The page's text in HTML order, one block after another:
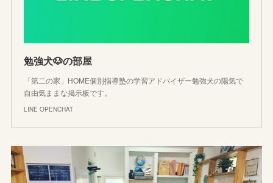
勉強犬🐶の部屋
「第二の家」HOME個別指導塾の学習アドバイザー勉強犬の陽気で
自由気ままな掲示板です。
LINE OPENCHAT